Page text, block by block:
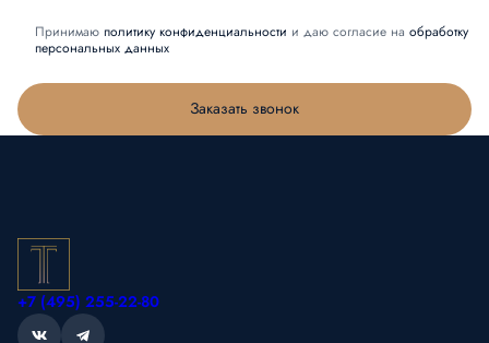
Принимаю политику конфиденциальности и даю согласие на обработку
персональных данных
Заказать звонок
+7 (495) 255-22-80